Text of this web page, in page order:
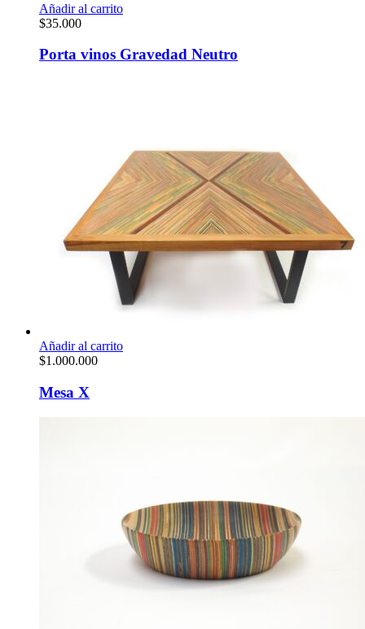
Añadir al carrito
$35.000
Porta vinos Gravedad Neutro
Añadir al carrito
$1.000.000
Mesa X